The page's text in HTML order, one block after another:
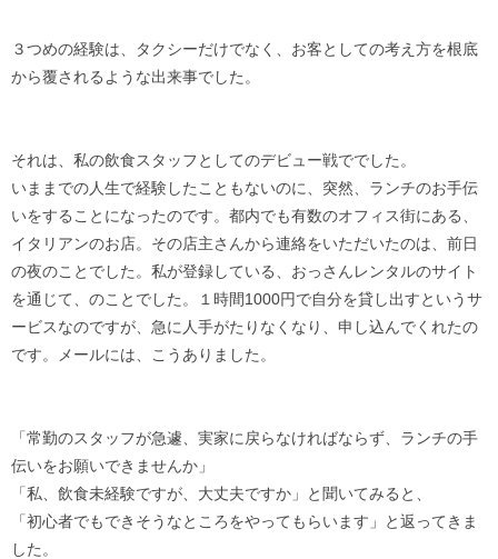
３つめの経験は、タクシーだけでなく、お客としての考え方を根底
から覆されるような出来事でした。
それは、私の飲食スタッフとしてのデビュー戦ででした。
いままでの人生で経験したこともないのに、突然、ランチのお手伝
いをすることになったのです。都内でも有数のオフィス街にある、
イタリアンのお店。その店主さんから連絡をいただいたのは、前日
の夜のことでした。私が登録している、おっさんレンタルのサイト
を通じて、のことでした。１時間1000円で自分を貸し出すというサ
ービスなのですが、急に人手がたりなくなり、申し込んでくれたの
です。メールには、こうありました。
「常勤のスタッフが急遽、実家に戻らなければならず、ランチの手
伝いをお願いできませんか」
「私、飲食未経験ですが、大丈夫ですか」と聞いてみると、
「初心者でもできそうなところをやってもらいます」と返ってきま
した。